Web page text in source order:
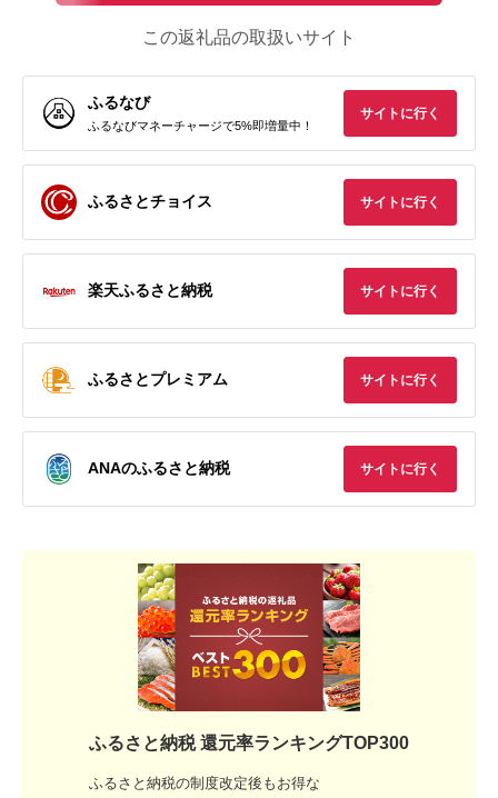
この返礼品の取扱いサイト
ふるなび
ふるなびマネーチャージで5%即増量中！
サイトに行く
ふるさとチョイス サイトに行く
楽天ふるさと納税 サイトに行く
ふるさとプレミアム サイトに行く
ANAのふるさと納税 サイトに行く
ふるさと納税 還元率ランキングTOP300
ふるさと納税の制度改定後もお得な